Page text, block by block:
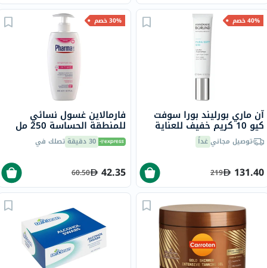
40% خصم
آن ماري بورليند بورا سوفت
كيو 10 كريم خفيف للعناية
بالعين 15 ملتوصيل مجانيغداً
131.40
219
30% خصم
فارمالاين غسول نسائي
للمنطقة الحساسة 250 مل
30 دقيقة تصلك في
42.35
60.50